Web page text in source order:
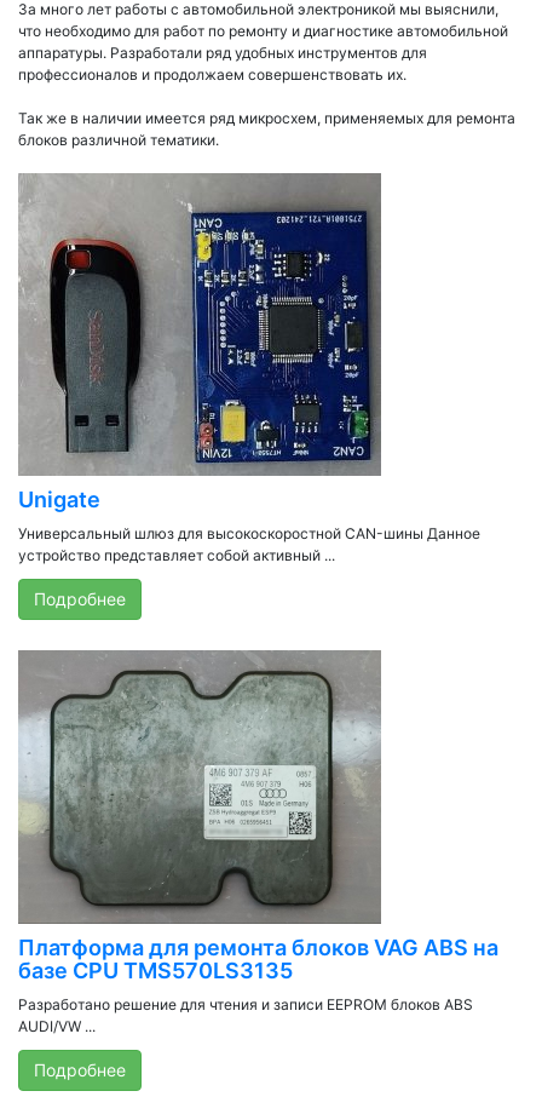
За много лет работы с автомобильной электроникой мы выяснили,
что необходимо для работ по ремонту и диагностике автомобильной
аппаратуры. Разработали ряд удобных инструментов для
профессионалов и продолжаем совершенствовать их.
Так же в наличии имеется ряд микросхем, применяемых для ремонта
блоков различной тематики.
Unigate
Универсальный шлюз для высокоскоростной CAN-шины Данное
устройство представляет собой активный ...
Подробнее
Платформа для ремонта блоков VAG ABS на
базе CPU TMS570LS3135
Разработано решение для чтения и записи EEPROM блоков ABS
AUDI/VW ...
Подробнее